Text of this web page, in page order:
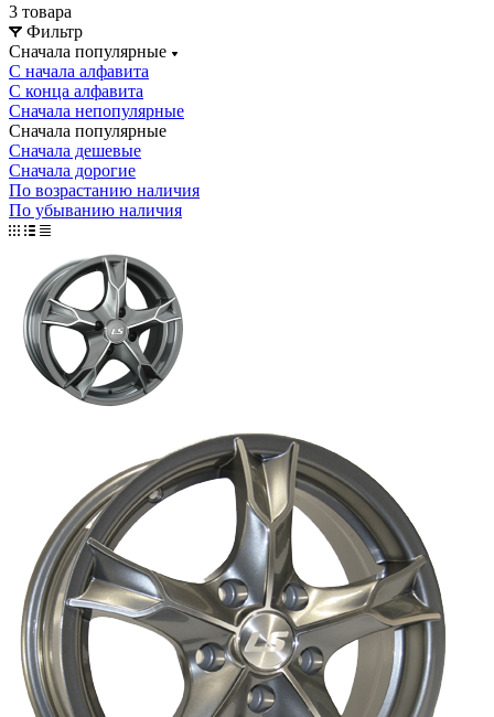
3 товара
Фильтр
Сначала популярные
С начала алфавита
С конца алфавита
Сначала непопулярные
Сначала популярные
Сначала дешевые
Сначала дорогие
По возрастанию наличия
По убыванию наличия